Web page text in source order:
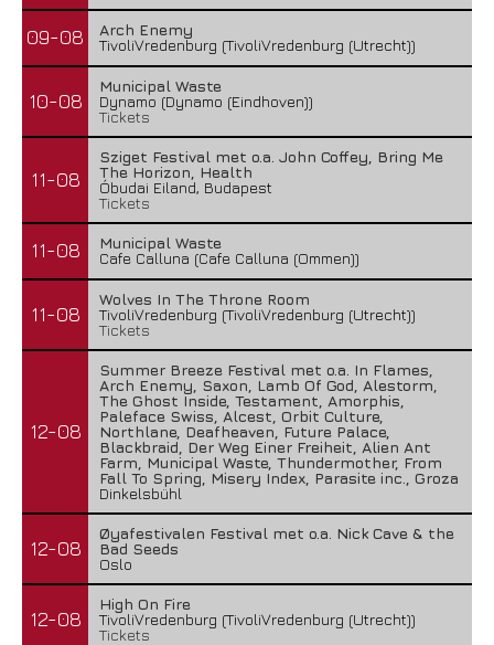
09-08
Arch Enemy
TivoliVredenburg (TivoliVredenburg (Utrecht))
10-08
Municipal Waste
Dynamo (Dynamo (Eindhoven))
Tickets
11-08
Sziget Festival met o.a. John Coffey, Bring Me
The Horizon, Health
Óbudai Eiland, Budapest
Tickets
11-08
Municipal Waste
Cafe Calluna (Cafe Calluna (Ommen))
11-08
Wolves In The Throne Room
TivoliVredenburg (TivoliVredenburg (Utrecht))
Tickets
12-08
Summer Breeze Festival met o.a. In Flames,
Arch Enemy, Saxon, Lamb Of God, Alestorm,
The Ghost Inside, Testament, Amorphis,
Paleface Swiss, Alcest, Orbit Culture,
Northlane, Deafheaven, Future Palace,
Blackbraid, Der Weg Einer Freiheit, Alien Ant
Farm, Municipal Waste, Thundermother, From
Fall To Spring, Misery Index, Parasite inc., Groza
Dinkelsbühl
12-08
Øyafestivalen Festival met o.a. Nick Cave & the
Bad Seeds
Oslo
12-08
High On Fire
TivoliVredenburg (TivoliVredenburg (Utrecht))
Tickets